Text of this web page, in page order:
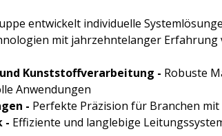
entwickelt individuelle
mit jahrzehntelanger Erfahrung
Kunststoffverarbeitung - Robuste
Anwendungen
- Perfekte Präzision für Branchen
- Effiziente und langlebige